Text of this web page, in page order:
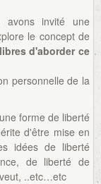
avons invité une
le concept de
d'aborder ce
de la
forme de liberté
d'être mise en
idées de liberté
de liberté de
..etc…etc